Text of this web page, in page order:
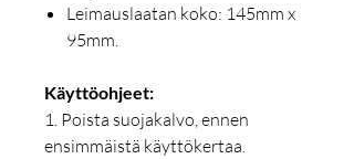
Leimauslaatan koko: 145mm x
95mm.
Käyttöohjeet:
1. Poista suojakalvo, ennen
ensimmäistä käyttökertaa.